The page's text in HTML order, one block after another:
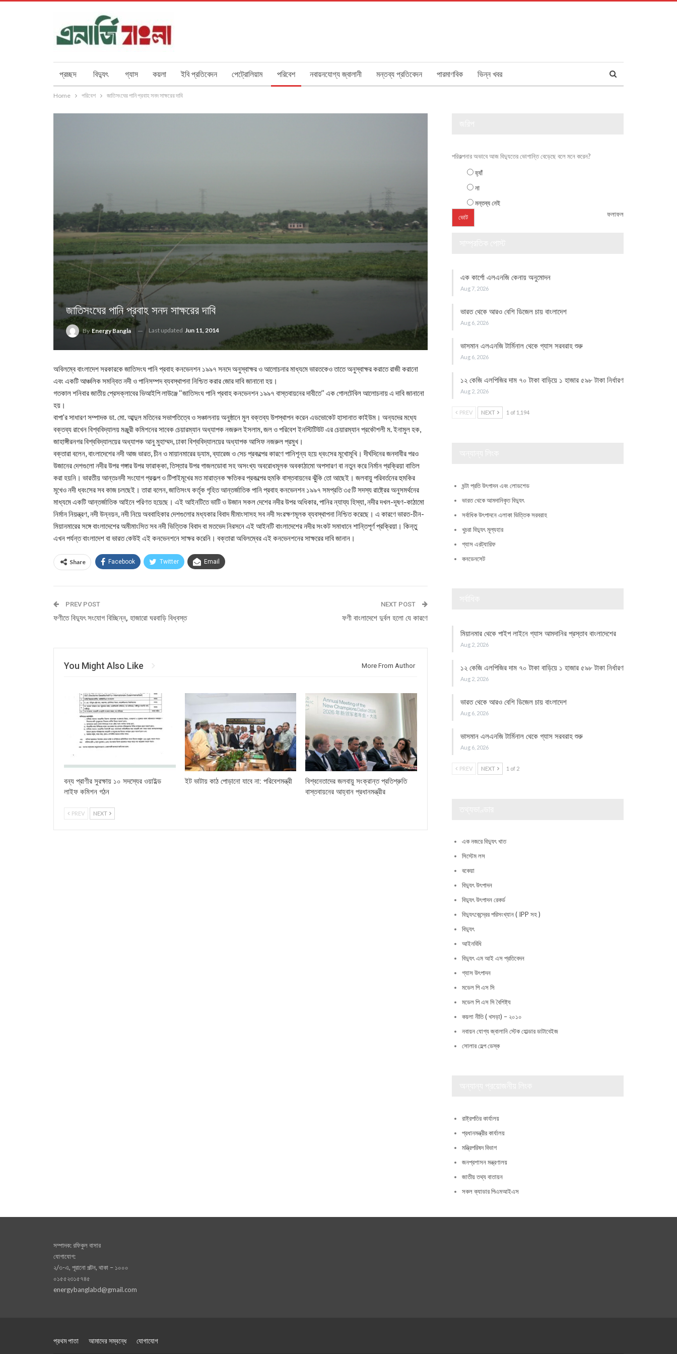
প্রচ্ছদ বিদ্যুৎ গ্যাস কয়লা ইবি প্রতিবেদন পেট্রোলিয়াম পরিবেশ নবায়নযোগ্য জ্বালানী মন্তব্য প্রতিবেদন পারমাণবিক ভিন্ন খবর
Home পরিবেশ জাতিসংঘের পানি প্রবাহ সনদ সাক্ষরের দাবি
জাতিসংঘের পানি প্রবাহ সনদ সাক্ষরের দাবি
By Energy Bangla Last updated Jun 11, 2014
অবিলম্বে বাংলাদেশ সরকারকে জাতিসংঘ পানি প্রবাহ কনভেনশন ১৯৯৭ সনদে অনুস্বাক্ষর ও আলোচনার মাধ্যমে ভারতকেও তাতে অনুস্বাক্ষর করাতে রাজী করানো
এবং একটি আঞ্চলিক সমন্বিত নদী ও পানিসম্পদ ব্যবস্থাপনা নিশ্চিত করার জোর দাবি জানানো হয়।
গতকাল শনিবার জাতীয় প্রেসক্লাবের ভিআইপি লাউঞ্জে ‘‘জাতিসংঘ পানি প্রবাহ কনভেনশন ১৯৯৭ বাস্তবায়নের দাবীতে’’ এক গোলটেবিল আলোচনায় এ দাবি জানানো
হয়।
বাপা’র সাধারণ সম্পাদক ডা. মো. আব্দুল মতিনের সভাপতিত্বে ও সঞ্চালনায় অনুষ্ঠানে মুল বক্তব্য উপস্থাপন করেন এডভোকেট হাসানাত কাইউম। অন্যদের মধ্যে
বক্তব্য রাখেন বিশ্ববিদ্যালয় মঞ্জুরী কমিশনের সাবেক চেয়ারম্যান অধ্যাপক নজরুল ইসলাম, জল ও পরিবেশ ইনস্টিটিউট এর চেয়ারম্যান প্রকৌশলী ম. ইনামুল হক,
জাহাঙ্গীরনগর বিশ্ববিদ্যালয়ের অধ্যাপক আনু মুহাম্মদ, ঢাকা বিশ্ববিদ্যালয়ের অধ্যাপক আসিফ নজরুল প্রমুখ।
বক্তারা বলেন, বাংলাদেশের নদী আজ ভারত, চীন ও মায়ানমারের ড্যাম, ব্যারেজ ও সেচ প্রকল্পের কারণে পানিশূন্য হয়ে ধ্বংসের মূখোমূখি। দীর্ঘদিনের জনদাবীর পরও
উজানের দেশগুলো নদীর উপর গঙ্গার উপর ফারাক্কা, তিস্তার উপর গাজলডোবা সহ অসংখ্য অবরোধমূলক অবকাঠামো অপসারণ বা নতুন করে নির্মান প্রক্রিয়া বাতিল
করা হয়নি। ভারতীয় আন্তঃনদী সংযোগ প্রকল্প ও টিপাইমূখের মত মারাত্নক ক্ষতিকর প্রকল্পের হুমকি বাস্তবায়নের ঝুঁকি তো আছেই। জলবায়ু পরিবর্তনের হুমকির
মূখেও নদী ধ্বংসের সব কাজ চলছেই। তারা বলেন, জাতিসংঘ কর্তৃক গৃহিত আন্তর্জাতিক পানি প্রবাহ কনভেনশন ১৯৯৭ সমপ্রতি ৩৫টি সদস্য রাষ্ট্রের অনুসমর্থনের
মাধ্যমে একটি আন্তর্জাতিক আইনে পরিণত হয়েছে। এই আইনটিতে ভাটি ও উজান সকল দেশের নদীর উপর অধিকার, পানির ন্যায্য হিস্যা, নদীর দখল-দূষণ-কাঠামো
নির্মান নিয়ন্ত্রণ, নদী উন্নয়ন, নদী নিয়ে অববাহিকার দেশগুলোর মধ্যকার বিবাদ মীমাংসাসহ সব নদী সংরক্ষণমূলক ব্যবস্থাপনা নিশ্চিত করেছে। এ কারণে ভারত-চীন-
মিয়ানমারের সঙ্গে বাংলাদেশের অমীমাংসিত সব নদী ভিত্তিক বিবাদ বা মতভেদ নিরসনে এই আইনটি বাংলাদেশের নদীর সংকট সমাধানে শান্তিপূর্ণ প্রক্রিয়া। কিন্তু
এখন পর্যন্ত বাংলাদেশ বা ভারত কেউই এই কনভেনশনে সাক্ষর করেনি। বক্তারা অবিলম্বের এই কনভেনশনের সাক্ষরের দাবি জানান।
Share Facebook Twitter Email
PREV POST
ফণীতে বিদ্যুৎ সংযোগ বিচ্ছিন্ন, হাজারো ঘরবাড়ি বিধ্বস্ত
NEXT POST
ফণী বাংলাদেশে দুর্বল হলো যে কারণে
You Might Also Like More From Author
বন্য প্রাণীর সুরক্ষায় ১০ সদস্যের ওয়াইল্ড
লাইফ কমিশন গঠন
ইট ভাটায় কাঠ পোড়ানো যাবে না: পরিবেশমন্ত্রী
বিশ্বনেতাদের জলবায়ু সংক্রান্ত প্রতিশ্রুতি
বাস্তবায়নের আহ্বান প্রধানমন্ত্রীর
PREV NEXT
পরিকল্পনার অভাবে আজ বিদ্যুতের ভোগান্তি বেড়েছে বলে মনে করেন?
হ্যাঁ
না
মন্তব্য নেই
ফলাফল
এক কার্গো এলএনজি কেনায় অনুমোদন
Aug 7, 2026
ভারত থেকে আরও বেশি ডিজেল চায় বাংলাদেশ
Aug 6, 2026
ভাসমান এলএনজি টার্মিনাল থেকে গ্যাস সরবরাহ শুরু
Aug 6, 2026
১২ কেজি এলপিজির দাম ৭০ টাকা বাড়িয়ে ১ হাজার ৫৯৮ টাকা নির্ধারণ
Aug 2, 2026
PREV NEXT 1 of 1,194
ঘন্টা প্রতি উৎপাদন এবং লোডশেড
ভারত থেকে আমদানিকৃত বিদ্যুৎ
সর্বাধিক উৎপাদনে এলাকা ভিত্তিক সরবরাহ
খুচরা বিদ্যুৎ মূল্যহার
গ্যাস এরট্যারিফ
কনডেনসেট
মিয়ানমার থেকে পাইপ লাইনে গ্যাস আমদানির প্রস্তাব বাংলাদেশের
Aug 2, 2026
১২ কেজি এলপিজির দাম ৭০ টাকা বাড়িয়ে ১ হাজার ৫৯৮ টাকা নির্ধারণ
Aug 2, 2026
ভারত থেকে আরও বেশি ডিজেল চায় বাংলাদেশ
Aug 6, 2026
ভাসমান এলএনজি টার্মিনাল থেকে গ্যাস সরবরাহ শুরু
Aug 6, 2026
PREV NEXT 1 of 2
এক নজরে বিদ্যুৎ খাত
সিস্টেম লস
বকেয়া
বিদ্যুৎ উৎপাদন
বিদ্যুৎ উৎপাদন রেকর্ড
বিদ্যুৎকেন্দ্রের পরিসংখ্যান ( IPP সহ )
বিদ্যুৎ
আইনবিধি
বিদ্যুৎ এম আই এস প্রতিবেদন
গ্যাস উৎপাদন
মডেল পি এস সি
মডেল পি এস সি বৈশিষ্ট্য
কয়লা নীতি ( খসড়া) – ২০১০
নবায়ন যোগ্য জ্বালানি স্টেক হোল্ডার ডাটাবেইজ
সোলার হেল্প ডেস্ক
রাষ্ট্রপতির কার্যালয়
প্রধানমন্ত্রীর কার্যালয়
মন্ত্রিপরিষদ বিভাগ
জনপ্রশাসন মন্ত্রণালয়
জাতীয় তথ্য বাতায়ন
সকল ক্যাডার পিএমআইএস
সম্পাদক: রফিকুল বাসার
যোগাযোগ:
২/৩-এ, পূরানো পল্টন, থাকা – ১০০০
০১৫৫২৩১৫৭৪৫
energybanglabd@gmail.com
প্রথম পাতা আমাদের সম্বন্ধে যোগাযোগ